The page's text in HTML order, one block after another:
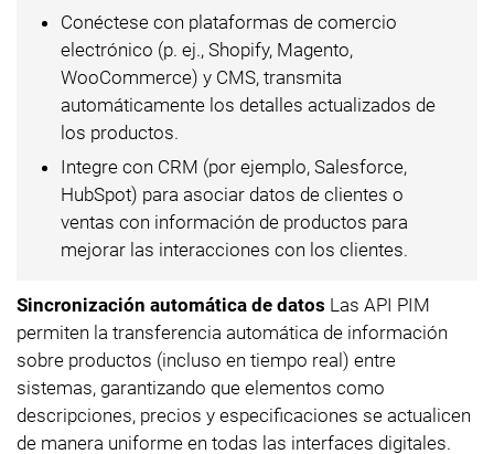
Conéctese con plataformas de comercio
electrónico (p. ej., Shopify, Magento,
WooCommerce) y CMS, transmita
automáticamente los detalles actualizados de
los productos.
Integre con CRM (por ejemplo, Salesforce,
HubSpot) para asociar datos de clientes o
ventas con información de productos para
mejorar las interacciones con los clientes.
Sincronización automática de datos Las API PIM
permiten la transferencia automática de información
sobre productos (incluso en tiempo real) entre
sistemas, garantizando que elementos como
descripciones, precios y especificaciones se actualicen
de manera uniforme en todas las interfaces digitales.